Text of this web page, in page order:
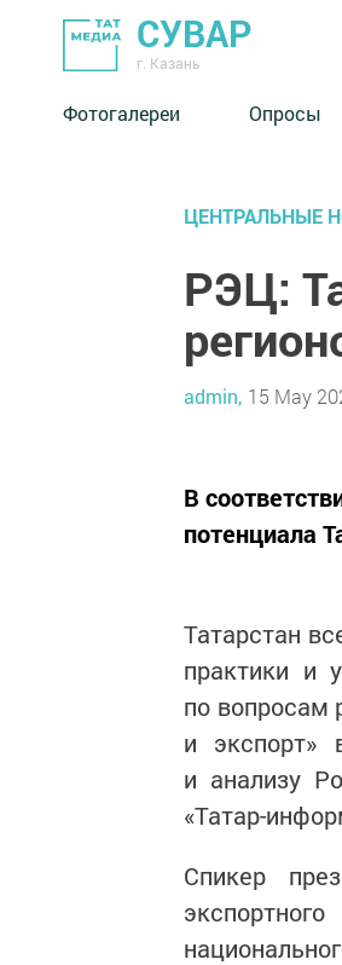
СУВАР
г. Казань
Фотогалереи Опросы
ЦЕНТРАЛЬНЫЕ
РЭЦ:
admin, 15 May
В
потенциала
Татарстан
практики и
по вопросам
и экспорт»
и анализу
«Татар-
Спикер